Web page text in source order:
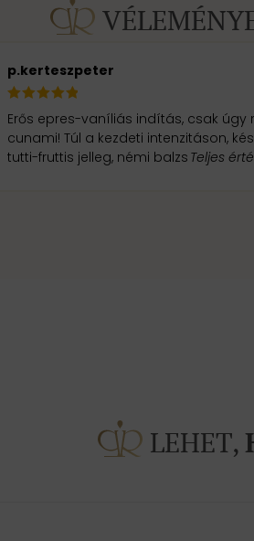
p.kerteszpeter
Erős epres-vaníliás indítás, csak
cunami! Túl a kezdeti intenzitáson, később is megmarad a
tutti-fruttis jelleg, némi balzs Teljes
LEHET,